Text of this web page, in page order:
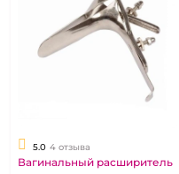
5.0 4 отзыва
Вагинальный расширитель